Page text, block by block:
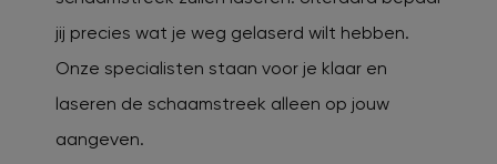
jij precies wat je weg gelaserd wilt hebben.
Onze specialisten staan voor je klaar en
laseren de schaamstreek alleen op jouw
aangeven.